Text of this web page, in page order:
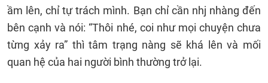
ầm lên, chỉ tự trách mình. Bạn chỉ cần nhj nhàng đến
bên cạnh và nói: “Thôi nhé, coi như mọi chuyện chưa
từng xảy ra” thì tâm trạng nàng sẽ khá lên và mối
quan hệ của hai người bình thường trở lại.